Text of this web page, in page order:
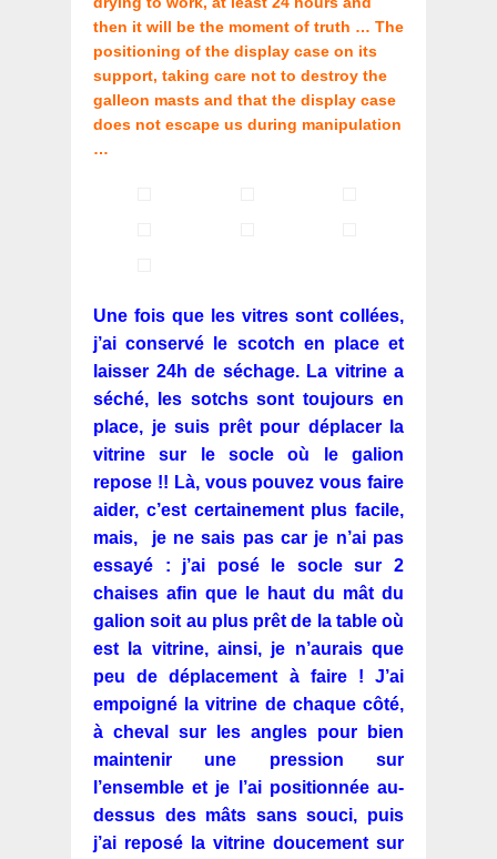
then it will be the moment of truth … The
positioning of the display case on its
support, taking care not to destroy the
galleon masts and that the display case
does not escape us during manipulation
…
Une fois que les vitres sont collées,
j’ai conservé le scotch en place et
laisser 24h de séchage. La vitrine a
séché, les sotchs sont toujours en
place, je suis prêt pour déplacer la
vitrine sur le socle où le galion
repose !! Là, vous pouvez vous faire
aider, c’est certainement plus facile,
mais, je ne sais pas car je n’ai pas
essayé : j’ai posé le socle sur 2
chaises afin que le haut du mât du
galion soit au plus prêt de la table où
est la vitrine, ainsi, je n’aurais que
peu de déplacement à faire ! J’ai
empoigné la vitrine de chaque côté,
à cheval sur les angles pour bien
maintenir une pression sur
l’ensemble et je l’ai positionnée au-
dessus des mâts sans souci, puis
j’ai reposé la vitrine doucement sur